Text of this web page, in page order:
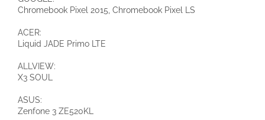
Chromebook Pixel 2015, Chromebook Pixel LS
ACER:
Liquid JADE Primo LTE
ALLVIEW:
X3 SOUL
ASUS:
Zenfone 3 ZE520KL